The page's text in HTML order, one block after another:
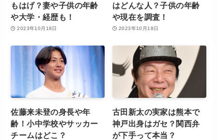
もはげ？妻や子供の年齢
や大学・経歴も！
2023年10月18日
はどんな人？子供の年齢
や現在を調査！
2023年10月18日
佐藤来未登の身長や年
齢！小中学校やサッカー
チームはどこ？
古田新太の実家は熊本で
神戸出身はガセ？関西弁
が下手って本当？